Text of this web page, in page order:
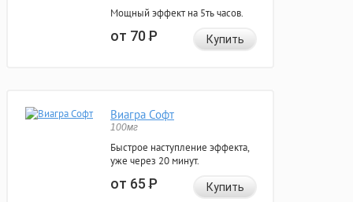
Мощный эффект на 5ть часов.
от 70Р Купить
Виагра Софт
100мг
Быстрое наступление эффекта,
уже через 20 минут.
от 65Р Купить